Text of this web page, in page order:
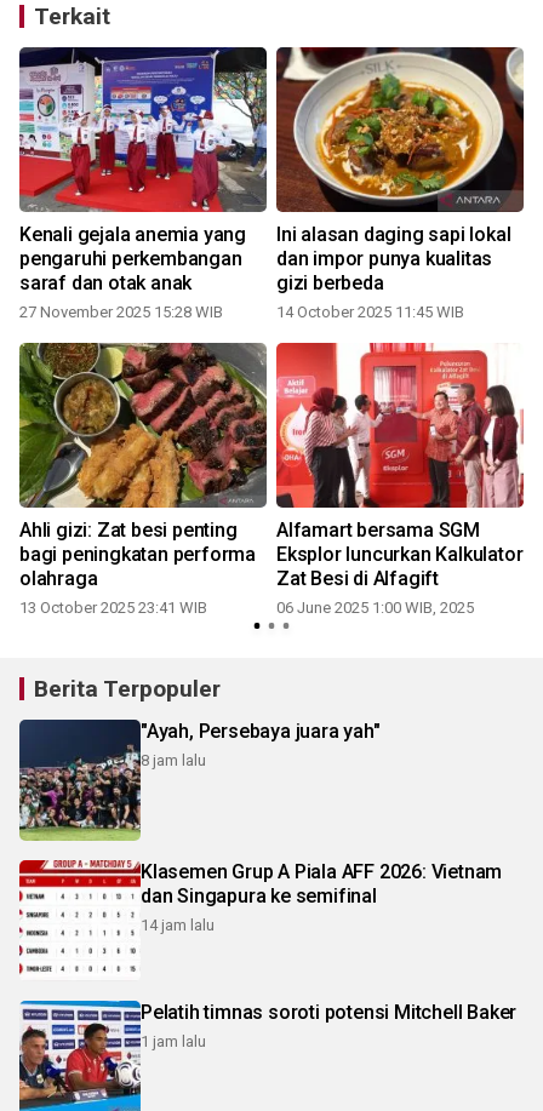
Terkait
Kenali gejala anemia yang
pengaruhi perkembangan
saraf dan otak anak
27 November 2025 15:28 WIB
Ini alasan daging sapi lokal
dan impor punya kualitas
gizi berbeda
14 October 2025 11:45 WIB
Ahli gizi: Zat besi penting
bagi peningkatan performa
olahraga
13 October 2025 23:41 WIB
Alfamart bersama SGM
Eksplor luncurkan Kalkulator
Zat Besi di Alfagift
06 June 2025 1:00 WIB, 2025
Berita Terpopuler
"Ayah, Persebaya juara yah"
8 jam lalu
Klasemen Grup A Piala AFF 2026: Vietnam
dan Singapura ke semifinal
14 jam lalu
Pelatih timnas soroti potensi Mitchell Baker
1 jam lalu